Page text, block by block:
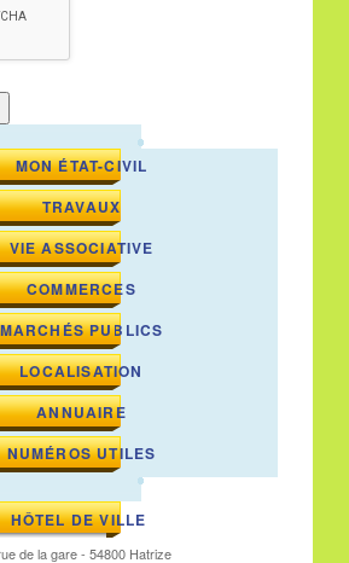
MON ÉTAT-CIVIL
TRAVAUX
VIE ASSOCIATIVE
COMMERCES
MARCHÉS PUBLICS
LOCALISATION
ANNUAIRE
NUMÉROS UTILES
HÔTEL DE VILLE
de la gare - 54800 Hatrize